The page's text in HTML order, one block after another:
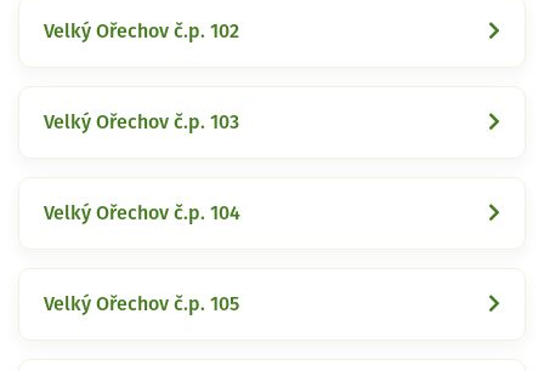
Velký Ořechov č.p. 102
Velký Ořechov č.p. 103
Velký Ořechov č.p. 104
Velký Ořechov č.p. 105